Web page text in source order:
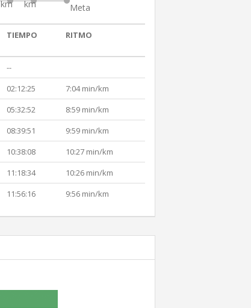
km
km
Meta
TIEMPO RITMO
--
02:12:25
7:04 min/km
05:32:52
8:59 min/km
08:39:51
9:59 min/km
10:38:08
10:27 min/km
11:18:34
10:26 min/km
11:56:16 9:56 min/km